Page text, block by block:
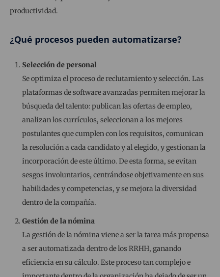
productividad.
¿Qué procesos pueden automatizarse?
Selección de personal
Se optimiza el proceso de reclutamiento y selección. Las
plataformas de software avanzadas permiten mejorar la
búsqueda del talento: publican las ofertas de empleo,
analizan los currículos, seleccionan a los mejores
postulantes que cumplen con los requisitos, comunican
la resolución a cada candidato y al elegido, y gestionan la
incorporación de este último. De esta forma, se evitan
sesgos involuntarios, centrándose objetivamente en sus
habilidades y competencias, y se mejora la diversidad
dentro de la compañía.
Gestión de la nómina
La gestión de la nómina viene a ser la tarea más propensa
a ser automatizada dentro de los RRHH, ganando
eficiencia en su cálculo. Este proceso tan complejo e